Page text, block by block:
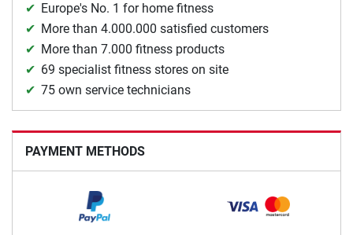
Europe's No. 1 for home fitness
More than 4.000.000 satisfied customers
More than 7.000 fitness products
69 specialist fitness stores on site
75 own service technicians
PAYMENT METHODS